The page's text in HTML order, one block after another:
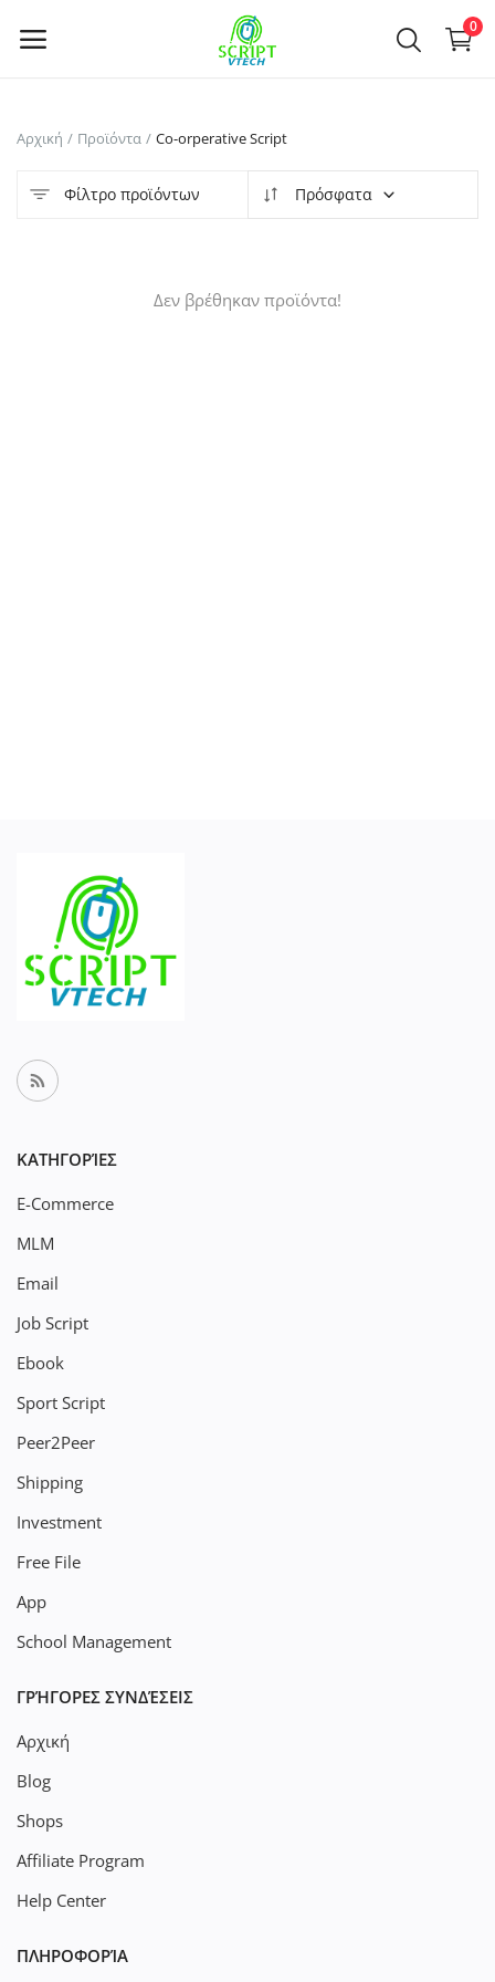
Powered by 0
Πουλήστε
Αρχική Προϊόντα Co-orperative Script
Φίλτρο προϊόντων Πρόσφατα
Δεν βρέθηκαν προϊόντα!
ΚΑΤΗΓΟΡΊΕΣ
E-Commerce
MLM
Email
Job Script
Ebook
Sport Script
Peer2Peer
Shipping
Investment
Free File
App
School Management
ΓΡΉΓΟΡΕΣ ΣΥΝΔΈΣΕΙΣ
Αρχική
Blog
Shops
Affiliate Program
Help Center
ΠΛΗΡΟΦΟΡΊΑ